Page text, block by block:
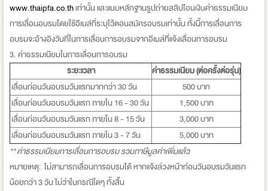
www.thaipfa.co.thเท่านั้น และแนบหลักฐานรูปถ่ายสลิปโอนเงินค่าธรรมเนียม
การเลื่อนอบรมโดยใช้อีเมล์ที่ระบุไว้ตอนสมัครอบรมเท่านั้น ทั้งนี้การเลื่อนการ
อบรมจะอ้างอิงวันที่ในการเลื่อนการอบรมจากอีเมล์ที่แจ้งเลื่อนการอบรม
3. ค่าธรรมเนียมในการเลื่อนการอบรม
ระยะเวลา
ค่าธรรมเนียม (ต่อครั้งต่อรุ่น)
เลื่อนก่อนวันอบรมวันแรกมากกว่า 30 วัน
500 บาท
เลื่อนก่อนวันอบรมวันแรก ภายใน 16 - 30 วัน
1,500 บาท
เลื่อนก่อนวันอบรมวันแรก ภายใน 8 - 15 วัน
3,000 บาท
เลื่อนก่อนวันอบรมวันแรก ภายใน 3 - 7 วัน
5,000 บาท
**ค่าธรรมเนียมการเลื่อนการอบรม รวมภาษีมูลค่าเพิ่มแล้ว
หมายเหตุ: ไม่สามารถเลื่อนการอบรมได้ หากแจ้งล่วงหน้าก่อนวันอบรมวันแรก
น้อยกว่า 3 วัน ไม่ว่าในกรณีใดๆ ทั้งสิ้น